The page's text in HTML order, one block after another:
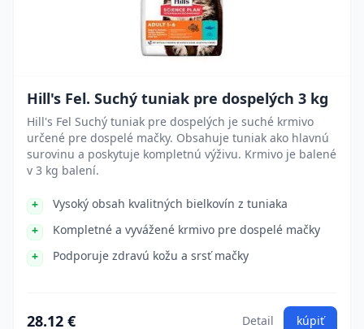
Hill's Fel. Suchý tuniak pre dospelých 3 kg
Hill's Fel Suchý tuniak pre dospelých je suché krmivo
určené pre dospelé mačky. Obsahuje tuniak ako hlavnú
surovinu a poskytuje kompletnú výživu. Krmivo je balené
v 3 kg balení.
Vysoký obsah kvalitných bielkovín z tuniaka
Kompletné a vyvážené krmivo pre dospelé mačky
Podporuje zdravú kožu a srsť mačky
28.12 € Detail kúpiť